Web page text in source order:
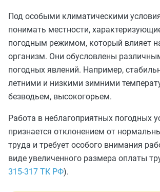
Под особыми климатическими
понимать местности,
погодным режимом, который влияет
организм. Они обусловлены
погодных явлений. Например,
летними и низкими зимними
безводьем, высокогорьем.
Работа в неблагоприятных погодных
признается отклонением от
труда и требует особого внимания
виде увеличенного размера оплаты
315-317 ТК РФ).